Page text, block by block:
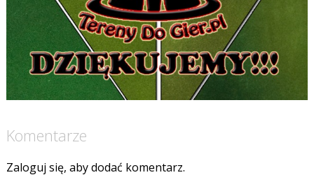
Komentarze
Zaloguj się, aby dodać komentarz.